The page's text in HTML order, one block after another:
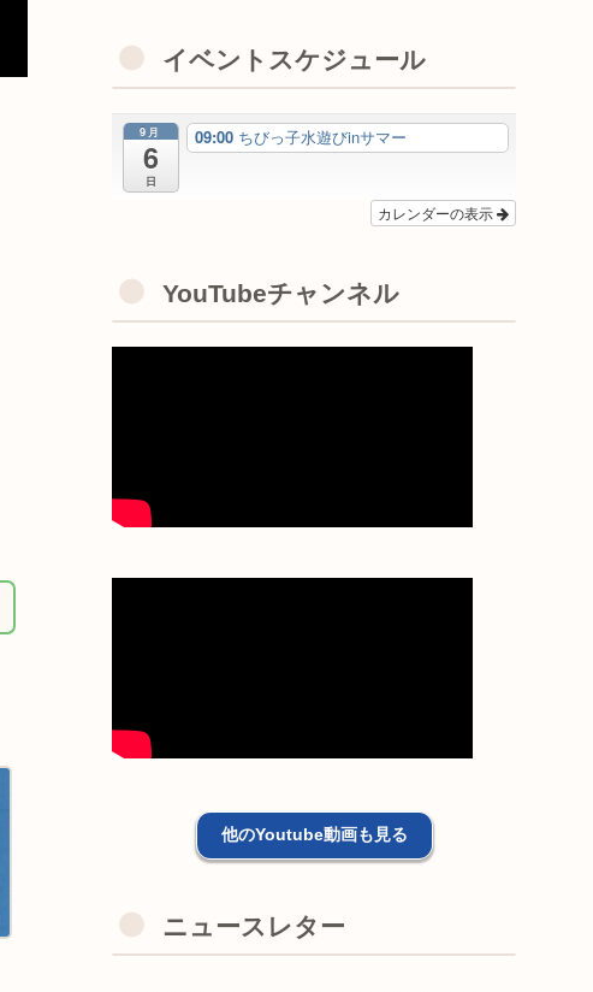
イベントスケジュール
9月
6
日
09:00 ちびっ子水遊びinサマー
カレンダーの表示
YouTubeチャンネル
他のYoutube動画も見る
ニュースレター